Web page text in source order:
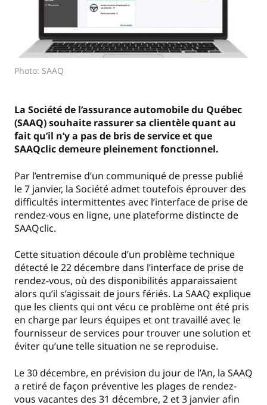
Photo: SAAQ
La Société de l’assurance automobile du Québec
(SAAQ) souhaite rassurer sa clientèle quant au
fait qu’il n’y a pas de bris de service et que
SAAQclic demeure pleinement fonctionnel.
Par l’entremise d’un communiqué de presse publié
le 7 janvier, la Société admet toutefois éprouver des
difficultés intermittentes avec l’interface de prise de
rendez-vous en ligne, une plateforme distincte de
SAAQclic.
Cette situation découle d’un problème technique
détecté le 22 décembre dans l’interface de prise de
rendez-vous, où des disponibilités apparaissaient
alors qu’il s’agissait de jours fériés. La SAAQ explique
que les clients qui ont vécu ce problème ont été pris
en charge par leurs équipes et ont travaillé avec le
fournisseur de services pour trouver une solution et
éviter qu’une telle situation ne se reproduise.
Le 30 décembre, en prévision du jour de l’An, la SAAQ
a retiré de façon préventive les plages de rendez-
vous vacantes des 31 décembre, 2 et 3 janvier afin